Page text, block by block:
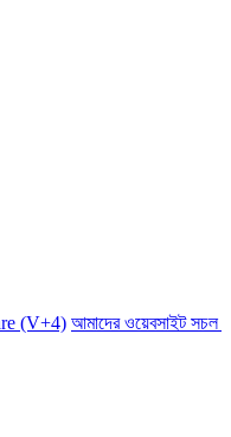
(V+4) আমাদের ওয়েবসাইট সচল